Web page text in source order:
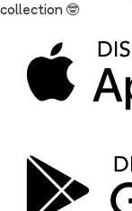
collection 🤓